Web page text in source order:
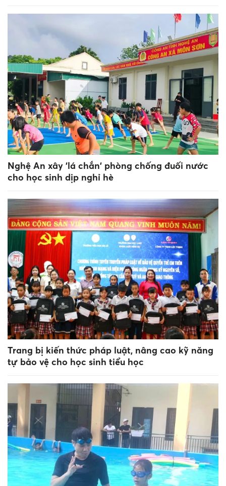
Nghệ An xây 'lá chắn' phòng chống đuối nước
cho học sinh dịp nghỉ hè
Trang bị kiến thức pháp luật, nâng cao kỹ năng
tự bảo vệ cho học sinh tiểu học